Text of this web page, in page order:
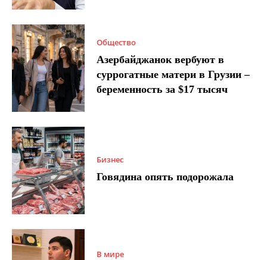
Общество
Азербайджанок вербуют в
суррогатные матери в Грузии –
беременность за $17 тысяч
Бизнес
Говядина опять подорожала
В мире